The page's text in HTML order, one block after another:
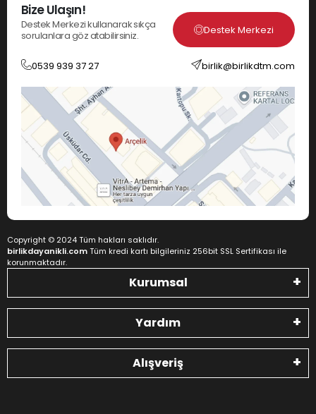
Bize Ulaşın!
Destek Merkezi kullanarak sıkça
sorulanlara göz atabilirsiniz.
Destek Merkezi
0539 939 37 27 birlik@birlikdtm.com
Copyright © 2024 Tüm hakları saklıdır.
birlikdayanikli.comTüm kredi kartı bilgileriniz 256bit SSL Sertifikası ile
korunmaktadır.
Kurumsal
Yardım
Alışveriş